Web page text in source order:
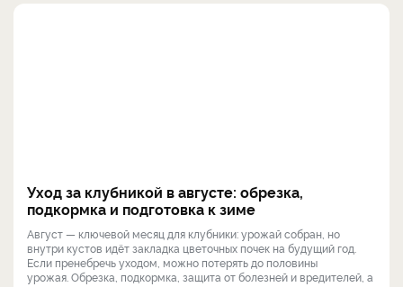
Уход за клубникой в августе: обрезка,
подкормка и подготовка к зиме
Август — ключевой месяц для клубники: урожай собран, но
внутри кустов идёт закладка цветочных почек на будущий год.
Если пренебречь уходом, можно потерять до половины
урожая. Обрезка, подкормка, защита от болезней и вредителей, а